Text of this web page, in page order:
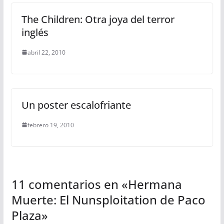
The Children: Otra joya del terror
inglés
abril 22, 2010
Un poster escalofriante
febrero 19, 2010
11 comentarios en «Hermana
Muerte: El Nunsploitation de Paco
Plaza»